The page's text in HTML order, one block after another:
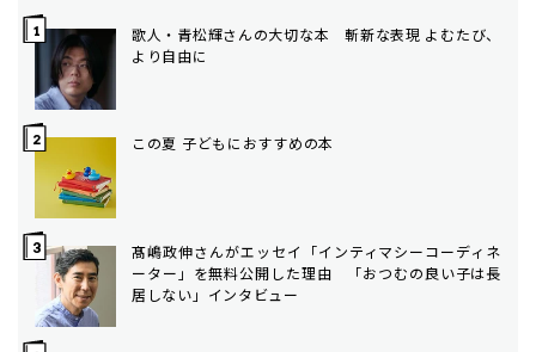
歌人・青松輝さんの大切な本 斬新な表現 よむたび、
より自由に
この夏 子どもにおすすめの本
髙嶋政伸さんがエッセイ「インティマシーコーディネ
ーター」を無料公開した理由 「おつむの良い子は長
居しない」インタビュー